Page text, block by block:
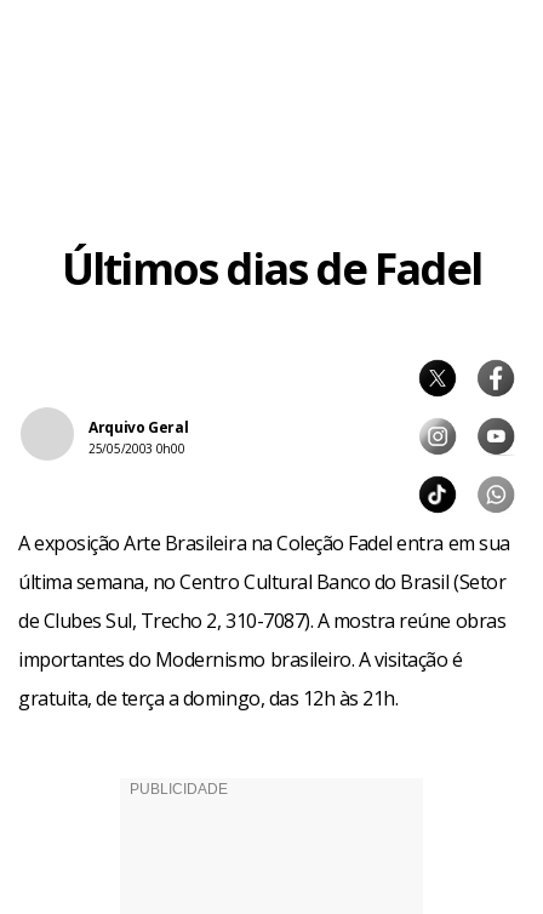
Últimos dias de Fadel
Arquivo Geral
25/05/2003 0h00
A exposição Arte Brasileira na Coleção Fadel entra em sua
última semana, no Centro Cultural Banco do Brasil (Setor
de Clubes Sul, Trecho 2, 310-7087). A mostra reúne obras
importantes do Modernismo brasileiro. A visitação é
gratuita, de terça a domingo, das 12h às 21h.